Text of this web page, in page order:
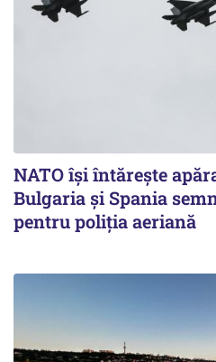
NATO își întărește
Bulgaria și Spania
pentru poliția aeriană